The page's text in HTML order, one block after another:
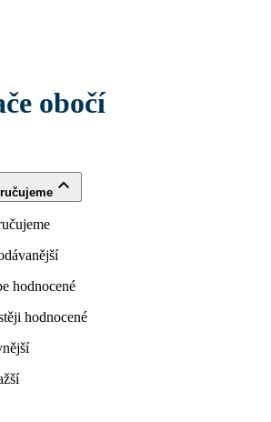
obočí
hodnocené
hodnocené